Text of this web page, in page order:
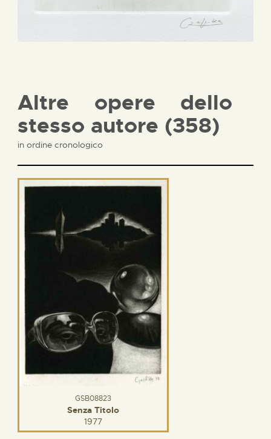
Altre opere dello
stesso autore (358)
in ordine cronologico
GSB08823
Senza Titolo
1977